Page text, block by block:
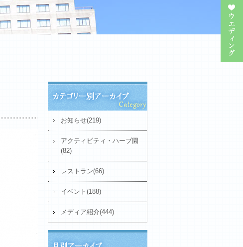
お知らせ(219)
アクティビティ・ハーブ園
(82)
レストラン(66)
イベント(188)
メディア紹介(444)